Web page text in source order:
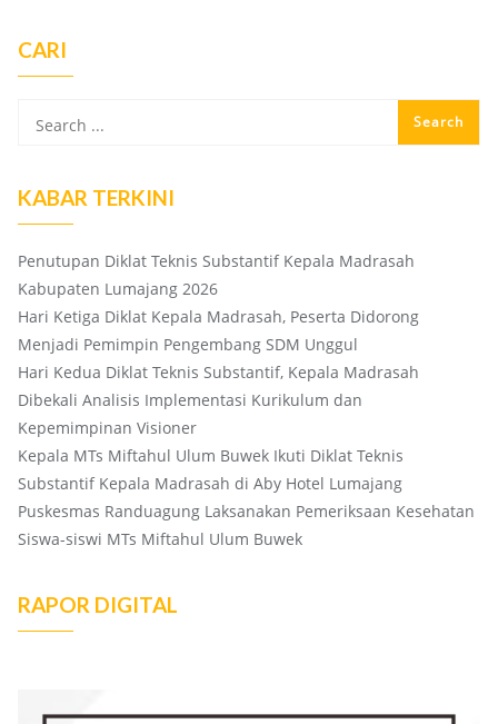
CARI
KABAR TERKINI
Penutupan Diklat Teknis Substantif Kepala Madrasah
Kabupaten Lumajang 2026
Hari Ketiga Diklat Kepala Madrasah, Peserta Didorong
Menjadi Pemimpin Pengembang SDM Unggul
Hari Kedua Diklat Teknis Substantif, Kepala Madrasah
Dibekali Analisis Implementasi Kurikulum dan
Kepemimpinan Visioner
Kepala MTs Miftahul Ulum Buwek Ikuti Diklat Teknis
Substantif Kepala Madrasah di Aby Hotel Lumajang
Puskesmas Randuagung Laksanakan Pemeriksaan Kesehatan
Siswa-siswi MTs Miftahul Ulum Buwek
RAPOR DIGITAL